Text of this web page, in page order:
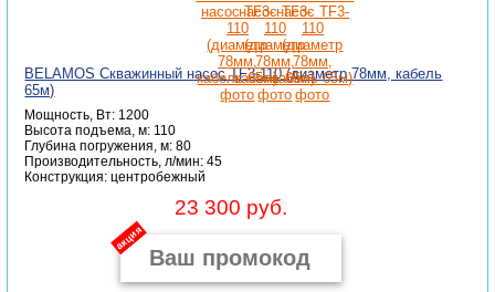
BELAMOS Скважинный насос TF3-110 (диаметр 78мм, кабель
65м)
Мощность, Вт: 1200
Высота подъема, м: 110
Глубина погружения, м: 80
Производительность, л/мин: 45
Конструкция: центробежный
23 300 руб.
акция